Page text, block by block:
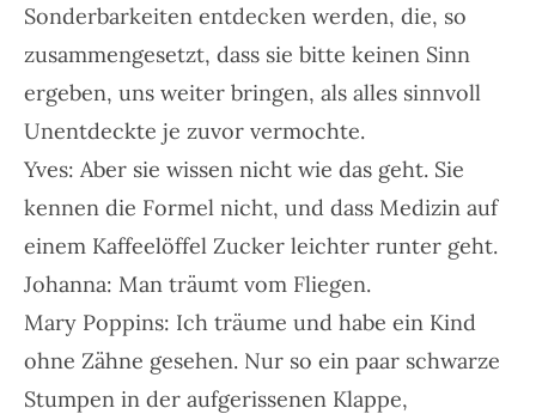
Sonderbarkeiten entdecken werden, die, so
zusammengesetzt, dass sie bitte keinen Sinn
ergeben, uns weiter bringen, als alles sinnvoll
Unentdeckte je zuvor vermochte.
Yves: Aber sie wissen nicht wie das geht. Sie
kennen die Formel nicht, und dass Medizin auf
einem Kaffeelöffel Zucker leichter runter geht.
Johanna: Man träumt vom Fliegen.
Mary Poppins: Ich träume und habe ein Kind
ohne Zähne gesehen. Nur so ein paar schwarze
Stumpen in der aufgerissenen Klappe,